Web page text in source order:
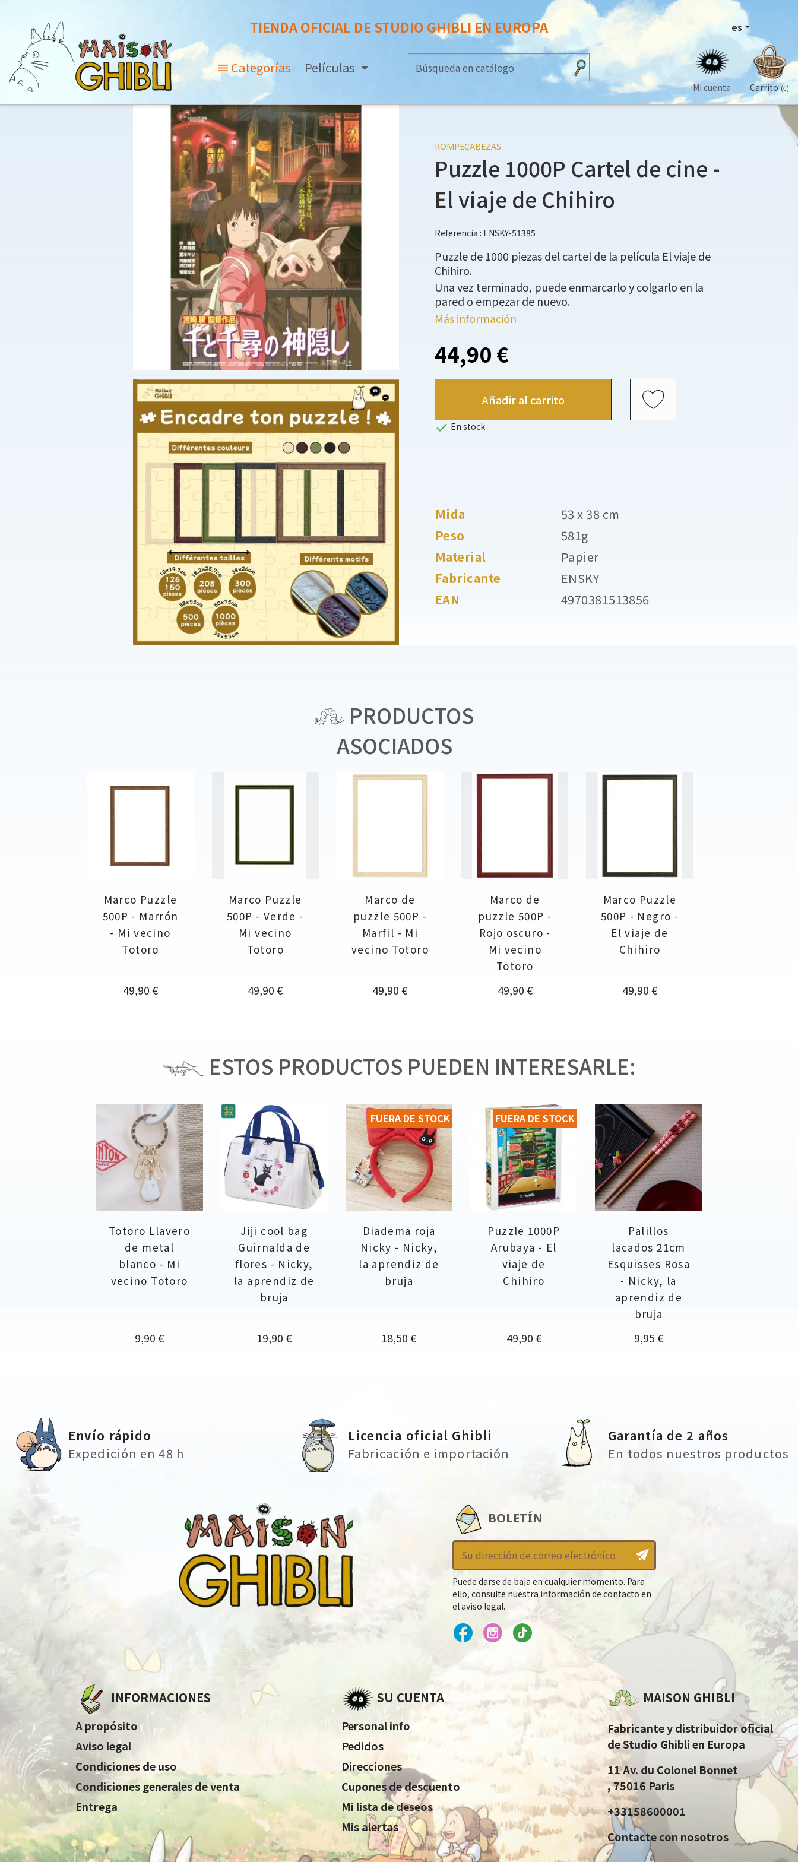
TIENDA OFICIAL DE STUDIO GHIBLI EN EUROPA
Categorías Películas
es
Mi cuenta Carrito (0)
ROMPECABEZAS
Puzzle 1000P Cartel de cine -
El viaje de Chihiro
Referencia : ENSKY-51385
Puzzle de 1000 piezas del cartel de la película El viaje de
Chihiro.
Una vez terminado, puede enmarcarlo y colgarlo en la
pared o empezar de nuevo.
Más información
44,90 €
Añadir al carrito
 En stock
Mida
53 x 38 cm
Peso
581g
Material
Papier
Fabricante
ENSKY
EAN
4970381513856
PRODUCTOS
ASOCIADOS
Marco Puzzle
500P - Marrón
- Mi vecino
Totoro
Precio
49,90 €
Marco Puzzle
500P - Verde -
Mi vecino
Totoro
Precio
49,90 €
Marco de
puzzle 500P -
Marfil - Mi
vecino Totoro
Precio
49,90 €
Marco de
puzzle 500P -
Rojo oscuro -
Mi vecino
Totoro
Precio
49,90 €
Marco Puzzle
500P - Negro -
El viaje de
Chihiro
Precio
49,90 €
ESTOS PRODUCTOS PUEDEN INTERESARLE:
Totoro Llavero
de metal
blanco - Mi
vecino Totoro
Precio
9,90 €
Jiji cool bag
Guirnalda de
flores - Nicky,
la aprendiz de
bruja
Precio
19,90 €
Diadema roja
Nicky - Nicky,
la aprendiz de
bruja
Precio
18,50 €
FUERA DE STOCK
Puzzle 1000P
Arubaya - El
viaje de
Chihiro
Precio
49,90 €
FUERA DE STOCK
Palillos
lacados 21cm
Esquisses Rosa
- Nicky, la
aprendiz de
bruja
Precio
9,95 €
Envío rápido
Expedición en 48 h
Licencia oficial Ghibli
Fabricación e importación
Garantía de 2 años
En todos nuestros productos
BOLETÍN
Puede darse de baja en cualquier momento. Para
ello, consulte nuestra información de contacto en
el aviso legal.
INFORMACIONES
A propósito
Aviso legal
Condiciones de uso
Condiciones generales de venta
Entrega
SU CUENTA
Personal info
Pedidos
Direcciones
Cupones de descuento
Mi lista de deseos
Mis alertas
MAISON GHIBLI
Fabricante y distribuidor oficial
de Studio Ghibli en Europa
11 Av. du Colonel Bonnet
, 75016 Paris
+33158600001
Contacte con nosotros